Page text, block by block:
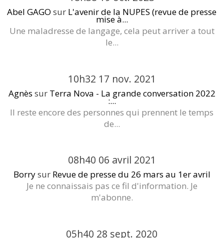
Abel GAGO sur L'avenir de la NUPES (revue de presse
mise à...
Une maladresse de langage, cela peut arriver a tout
le...
10h32 17 nov. 2021
Agnès sur Terra Nova - La grande conversation 2022
:...
Il reste encore des personnes qui prennent le temps
de...
08h40 06 avril 2021
Borrysur Revue de presse du 26 mars au 1er avril
Je ne connaissais pas ce fil d'information. Je
m'abonne.
05h40 28 sept. 2020